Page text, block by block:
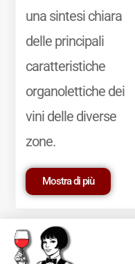
una sintesi chiara
delle principali
caratteristiche
organolettiche dei
vini delle diverse
zone.
Mostra di più